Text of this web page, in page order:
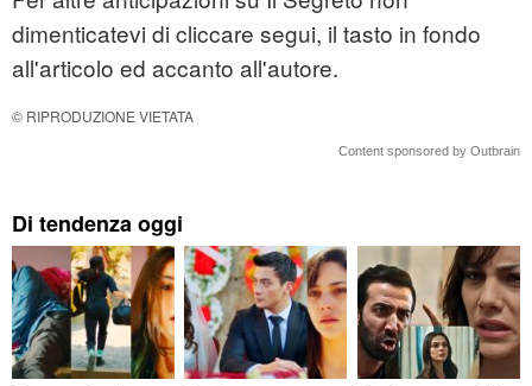
dimenticatevi di cliccare segui, il tasto in fondo
all'articolo ed accanto all'autore.
© RIPRODUZIONE VIETATA
Content sponsored by Outbrain
Di tendenza oggi